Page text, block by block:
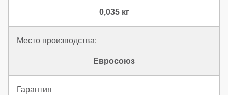
0,035 кг
Место производства:
Евросоюз
Гарантия